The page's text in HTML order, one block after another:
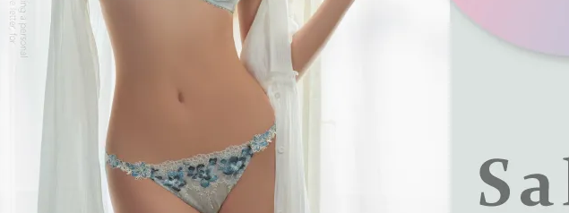
風中瀰漫著花香，晨光如水柔柔灑落在
風中瀰漫著花香，晨光如水柔柔灑落在